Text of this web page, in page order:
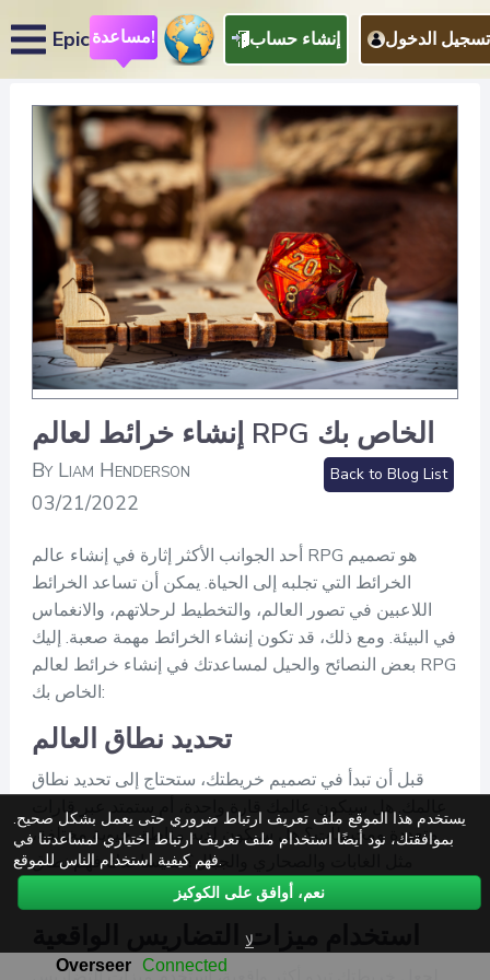
Epic مساعدة! إنشاء حساب تسجيل الدخول
إنشاء خرائط لعالم RPG الخاص بك
By Liam Henderson
03/21/2022
Back to Blog List
أحد الجوانب الأكثر إثارة في إنشاء عالم RPG هو تصميم
الخرائط التي تجلبه إلى الحياة. يمكن أن تساعد الخرائط
اللاعبين في تصور العالم، والتخطيط لرحلاتهم، والانغماس
في البيئة. ومع ذلك، قد تكون إنشاء الخرائط مهمة صعبة. إليك
بعض النصائح والحيل لمساعدتك في إنشاء خرائط لعالم RPG
الخاص بك:
تحديد نطاق العالم
قبل أن تبدأ في تصميم خريطتك، ستحتاج إلى تحديد نطاق
عالمك. هل سيكون عالمك قارة واحدة، أم ستمتد عبر قارات
متعددة ومحيطات؟ هل سيكون لديه مناطق حيوية مختلفة،
مثل الغابات والصحاري والجبال؟ سيساعدك فهم نطاق
عالمك في إنشاء خريطة دقيقة وعملية.
استخدام ميزات التضاريس الواقعية
يستخدم هذا الموقع ملف تعريف ارتباط ضروري حتى يعمل بشكل صحيح.
بموافقتك، نود أيضًا استخدام ملف تعريف ارتباط اختياري لمساعدتنا في
فهم كيفية استخدام الناس للموقع.
نعم، أوافق على الكوكيز
لا